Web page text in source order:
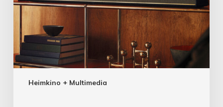
Heimkino + Multimedia